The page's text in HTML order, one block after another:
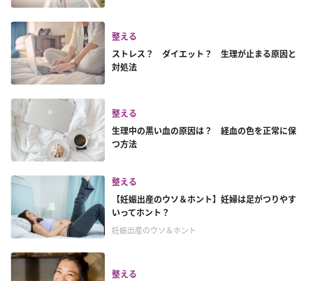
整える
ストレス？ ダイエット？ 生理が止まる原因と
対処法
整える
生理中の黒い血の原因は？ 経血の色を正常に保
つ方法
整える
【妊娠出産のウソ＆ホント】妊婦は足がつりやす
いってホント？
妊娠出産のウソ＆ホント
整える